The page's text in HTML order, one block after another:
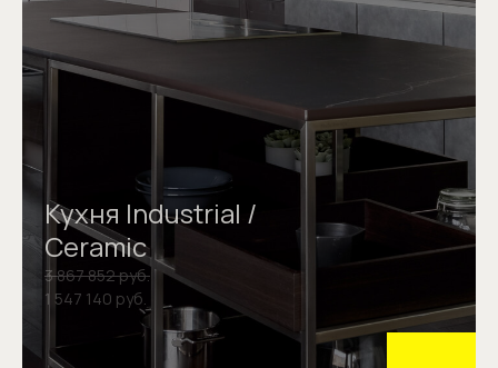
Кухня Industrial /
Ceramic
3 867 852 руб.
1 547 140 руб.